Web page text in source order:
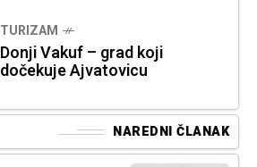
TURIZAM
Donji Vakuf – grad koji
dočekuje Ajvatovicu
NAREDNI ČLANAK